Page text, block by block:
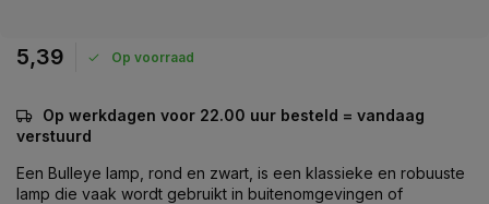
5,39 Op voorraad
Op werkdagen voor 22.00 uur besteld = vandaag
verstuurd
Een Bulleye lamp, rond en zwart, is een klassieke en robuuste
lamp die vaak wordt gebruikt in buitenomgevingen of